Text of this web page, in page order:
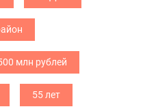
млн рублей
55 лет